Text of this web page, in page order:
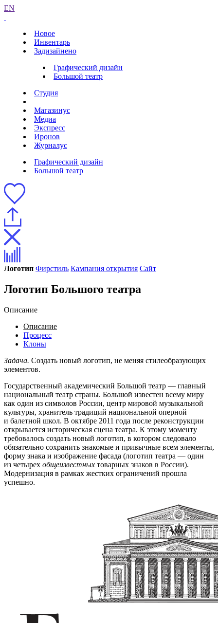
EN
Новое
Инвентарь
Задизайнено
Графический дизайн
Большой театр
Студия
Магазинус
Медиа
Экспресс
Иронов
Журналус
Графический дизайн
Большой театр
Логотип Фирстиль Кампания открытия Сайт
Логотип Большого театра
Описание
Описание
Процесс
Клоны
Задача. Создать новый логотип, не меняя стилеобразующих
элементов.
Государственный академический Большой театр — главный
национальный театр страны. Большой известен всему миру
как один из символов России, центр мировой музыкальной
культуры, хранитель традиций национальной оперной
и балетной школ. В октябре 2011 года после реконструкции
открывается историческая сцена театра. К этому моменту
требовалось создать новый логотип, в котором следовало
обязательно сохранить знакомые и привычные всем элементы,
форму знака и изображение фасада (логотип театра — один
из четырех общеизвестных товарных знаков в России).
Модернизация в рамках жестких ограничений прошла
успешно.